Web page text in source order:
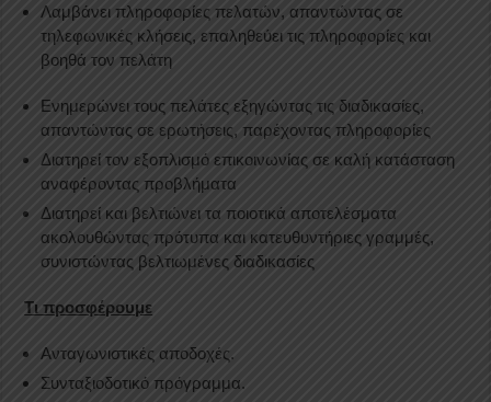
Λαμβάνει πληροφορίες πελατών, απαντώντας σε
τηλεφωνικές κλήσεις, επαληθεύει τις πληροφορίες και
βοηθά τον πελάτη
Ενημερώνει τους πελάτες εξηγώντας τις διαδικασίες,
απαντώντας σε ερωτήσεις, παρέχοντας πληροφορίες
Διατηρεί τον εξοπλισμό επικοινωνίας σε καλή κατάσταση
αναφέροντας προβλήματα
Διατηρεί και βελτιώνει τα ποιοτικά αποτελέσματα
ακολουθώντας πρότυπα και κατευθυντήριες γραμμές,
συνιστώντας βελτιωμένες διαδικασίες
Τι προσφέρουμε
Ανταγωνιστικές αποδοχές.
Συνταξιοδοτικό πρόγραμμα.